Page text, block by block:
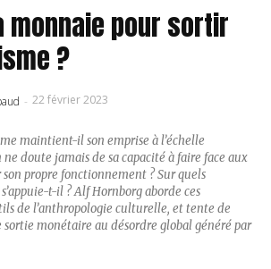
monnaie pour sortir
?
- 22 février 2023
maintient-il son emprise à l’échelle
ne doute jamais de sa capacité à faire face aux
son propre fonctionnement ? Sur quels
t-il ? Alf Hornborg aborde ces
de l’anthropologie culturelle, et tente de
sortie monétaire au désordre global généré par